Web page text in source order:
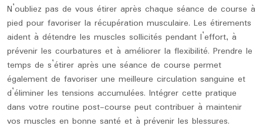
N’oubliez pas de vous étirer après chaque séance de course à
pied pour favoriser la récupération musculaire. Les étirements
aident à détendre les muscles sollicités pendant l’effort, à
prévenir les courbatures et à améliorer la flexibilité. Prendre le
temps de s’étirer après une séance de course permet
également de favoriser une meilleure circulation sanguine et
d’éliminer les tensions accumulées. Intégrer cette pratique
dans votre routine post-course peut contribuer à maintenir
vos muscles en bonne santé et à prévenir les blessures.